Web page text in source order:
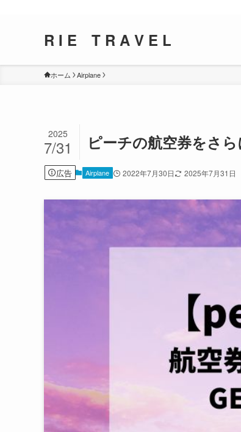
R I E T R A V E L
ホーム Airplane
ピーチの航空券をさ
2025
7/31
広告 Airplane 2022年7月30日 2025年7月31日